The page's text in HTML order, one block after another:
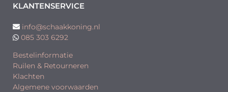
KLANTENSERVICE
info@schaakkoning.nl
085 303 6292
Bestelinformatie
Ruilen & Retourneren
Klachten
Algemene voorwaarden